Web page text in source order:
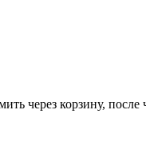
через корзину, после